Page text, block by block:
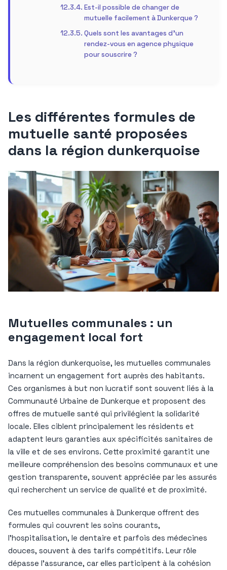
Est-il possible de changer de
mutuelle facilement à Dunkerque ?
Quels sont les avantages d’un
rendez-vous en agence physique
pour souscrire ?
Les différentes formules de
mutuelle santé proposées
dans la région dunkerquoise
Mutuelles communales : un
engagement local fort
Dans la région dunkerquoise, les mutuelles communales
incarnent un engagement fort auprès des habitants.
Ces organismes à but non lucratif sont souvent liés à la
Communauté Urbaine de Dunkerque et proposent des
offres de mutuelle santé qui privilégient la solidarité
locale. Elles ciblent principalement les résidents et
adaptent leurs garanties aux spécificités sanitaires de
la ville et de ses environs. Cette proximité garantit une
meilleure compréhension des besoins communaux et une
gestion transparente, souvent appréciée par les assurés
qui recherchent un service de qualité et de proximité.
Ces mutuelles communales à Dunkerque offrent des
formules qui couvrent les soins courants,
l’hospitalisation, le dentaire et parfois des médecines
douces, souvent à des tarifs compétitifs. Leur rôle
dépasse l’assurance, car elles participent à la cohésion